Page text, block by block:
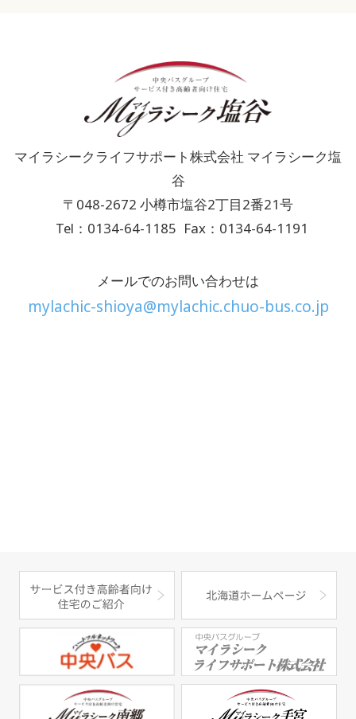
マイラシークライフサポート株式会社 マイラシーク塩
谷
〒048-2672 小樽市塩谷2丁目2番21号
Tel：0134-64-1185 Fax：0134-64-1191
メールでのお問い合わせは
mylachic-shioya@mylachic.chuo-bus.co.jp